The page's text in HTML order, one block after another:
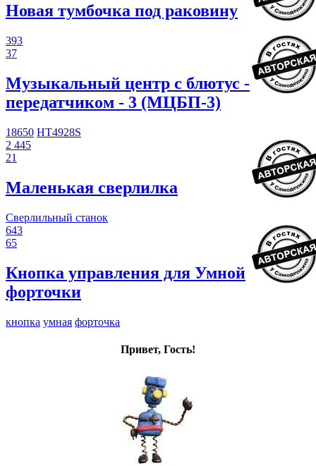
Новая тумбочка под раковину
393
37
Музыкальный центр с блютус -
передатчиком - 3 (МЦБП-3)
18650 HT4928S
2 445
21
Маленькая сверлилка
Сверлильный станок
643
65
Кнопка управления для Умной
форточки
кнопка умная форточка
Привет, Гость!